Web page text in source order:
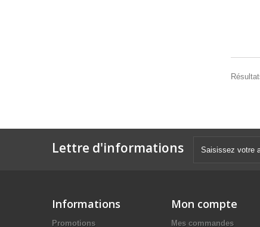
Lettre d'informations
Informations
Promotions
Mon compte
Mes commandes